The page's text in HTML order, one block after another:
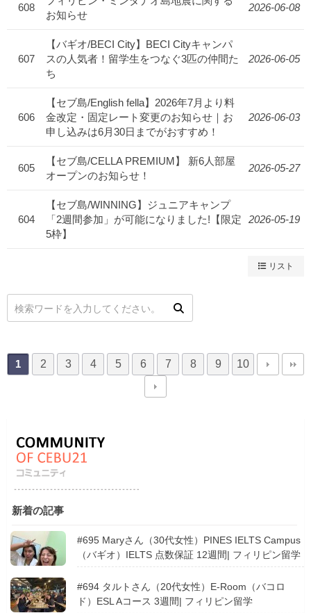
608
お知らせ
2026-06-08
607
【バギオ/BECI City】BECI Cityキャンパ
スの人気者！留学生をつなぐ3匹の仲間た
ち
2026-06-05
606
【セブ島/English fella】2026年7月より料
金改定・固定レート変更のお知らせ｜お
申し込みは6月30日までがおすすめ！
2026-06-03
605
【セブ島/CELLA PREMIUM】 新6人部屋
オープンのお知らせ！
2026-05-27
604
【セブ島/WINNING】ジュニアキャンプ
「2週間参加」が可能になりました!【限定
5枠】
2026-05-19
リスト
1 2 3 4 5 6 7 8 9 10
新着の記事
#695 Maryさん（30代女性）PINES IELTS Campus
（バギオ）IELTS 点数保証 12週間| フィリピン留学
#694 タルトさん（20代女性）E-Room（バコロ
ド）ESL Aコース 3週間| フィリピン留学